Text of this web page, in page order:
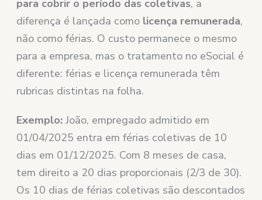
para cobrir o período das coletivas, a
diferença é lançada como licença remunerada,
não como férias. O custo permanece o mesmo
para a empresa, mas o tratamento no eSocial é
diferente: férias e licença remunerada têm
rubricas distintas na folha.
Exemplo: João, empregado admitido em
01/04/2025 entra em férias coletivas de 10
dias em 01/12/2025. Com 8 meses de casa,
tem direito a 20 dias proporcionais (2/3 de 30).
Os 10 dias de férias coletivas são descontados